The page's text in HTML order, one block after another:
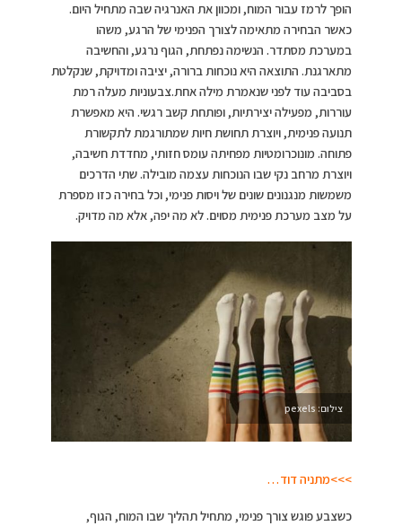
הופך לרמז עבור המוח, ומכוון את האנרגיה שבה מתחיל היום.
כאשר הבחירה מתאימה לצורך הפנימי של הרגע, משהו
במערכת מסתדר. הנשימה נפתחת, הגוף נרגע, והחשיבה
מתארגנת. התוצאה היא נוכחות ברורה, יציבה ומדויקת, שנקלטת
בסביבה עוד לפני שנאמרת מילה אחת.צבעוניות מעלה רמת
עוררות, מפעילה יצירתיות, ופותחת קשב רגשי. היא מאפשרת
תנועה פנימית, ויוצרת תחושת חיות שמתורגמת לתקשורת
פתוחה. מונוכרומטיות מפחיתה עומס חזותי, מחדדת חשיבה,
ויוצרת מרחב נקי שבו הנוכחות עצמה מובילה. שתי הדרכים
משמשות מנגנונים שונים של ויסות פנימי, וכל בחירה כזו מספרת
על מצב מערכת פנימית מסוים. לא מה יפה, אלא מה מדויק.
צילום: pexels
>>>מתניה דוד…
כשצבע פוגש צורך פנימי, מתחיל תהליך שבו המוח, הגוף,